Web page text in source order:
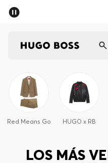
Hombre
Mujer
Descubrir
Red Means Go HUGO x RB
LOS MÁS